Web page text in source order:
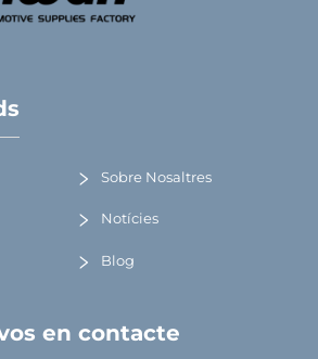
Sobre Nosaltres
Notícies
Blog
en contacte